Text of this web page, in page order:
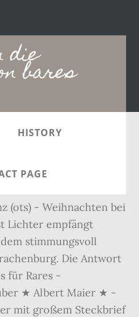
diebares
HISTORY
PAGE
steigt aus. Immer
(ots) - Weihnachten bei
Lichter empfängt
stimmungsvoll
Die Antwort
für Rares -
★ Albert Maier ★ -
mit großem Steckbrief